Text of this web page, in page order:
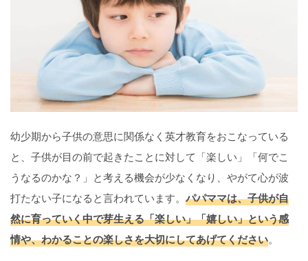
幼少期から子供の意思に関係なく英才教育をおこなっている
と、子供が目の前で起きたことに対して「楽しい」「何でこ
うなるのかな？」と考える機会が少なくなり、やがて心が波
打たない子になると言われています。 パパママは、子供が自
然に育っていく中で芽生える「楽しい」「嬉しい」という感
情や、わかることの楽しさを大切にしてあげてください。